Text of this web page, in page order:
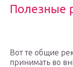
Полезные
Вот те общие
принимать во